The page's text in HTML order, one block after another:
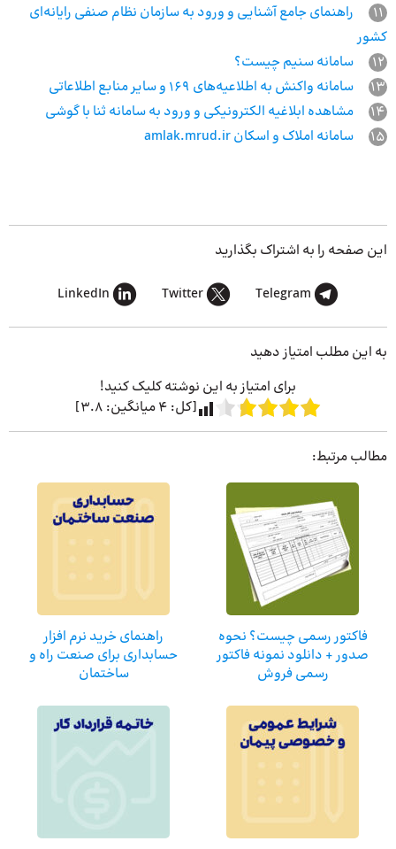
11
راهنمای جامع آشنایی و ورود به سازمان نظام صنفی رایانه‌ای
کشور
12
سامانه سنیم چیست؟
13
سامانه واکنش به اطلاعیه‌های 169 و سایر منابع اطلاعاتی
14
مشاهده ابلاغیه الکترونیکی و ورود به سامانه ثنا با گوشی
15
سامانه املاک و اسکان amlak.mrud.ir
این صفحه را به اشتراک بگذارید
Telegram
Twitter
LinkedIn
به این مطلب امتیاز دهید
برای امتیاز به این نوشته کلیک کنید!
[کل: 4میانگین: 3.8
]
مطالب مرتبط:
فاکتور رسمی چیست؟ نحوه
صدور + دانلود نمونه فاکتور
رسمی فروش
راهنمای خرید نرم افزار
حسابداری برای صنعت راه و
ساختمان